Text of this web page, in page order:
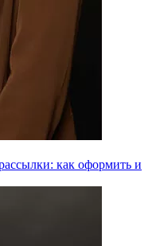
как оформить и